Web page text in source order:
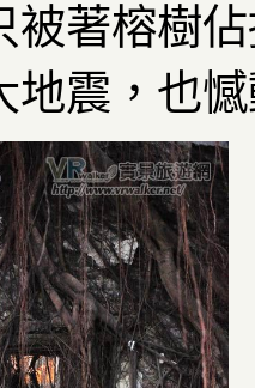
被著榕樹
地震，也